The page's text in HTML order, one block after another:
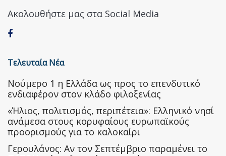
Ακολουθήστε μας στα Social Media
Τελευταία Νέα
Nούμερο 1 η Ελλάδα ως προς το επενδυτικό
ενδιαφέρον στον κλάδο φιλοξενίας
«Ήλιος, πολιτισμός, περιπέτεια»: Ελληνικό νησί
ανάμεσα στους κορυφαίους ευρωπαϊκούς
προορισμούς για το καλοκαίρι
Γερουλάνος: Αν τον Σεπτέμβριο παραμένει το